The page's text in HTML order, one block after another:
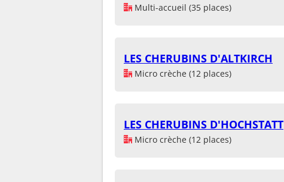
Multi-accueil (35 places)
LES CHERUBINS D'ALTKIRCH
Micro crèche (12 places)
LES CHERUBINS D'HOCHSTATT
Micro crèche (12 places)